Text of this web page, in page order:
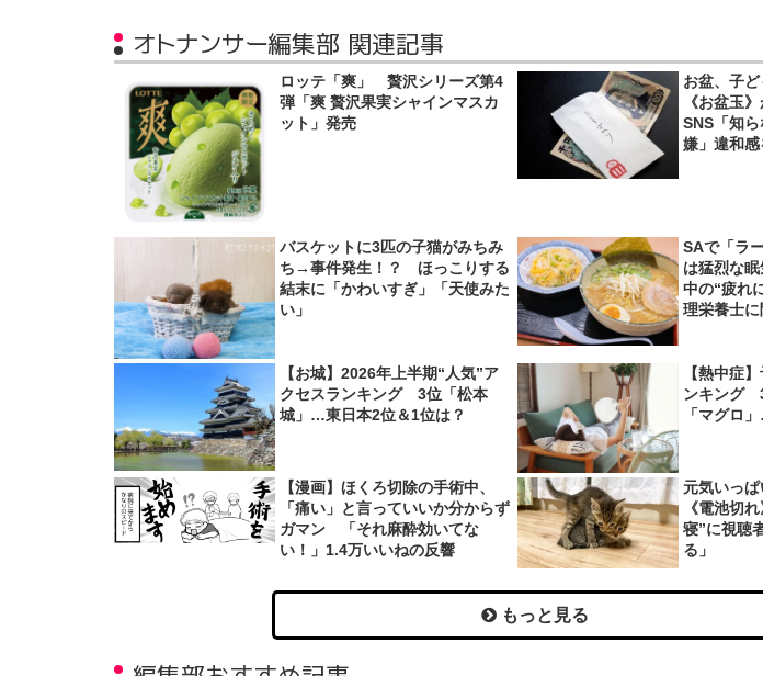
オトナンサー編集部 関連記事
ロッテ「爽」 贅沢シリーズ第4
弾「爽 贅沢果実シャインマスカ
ット」発売
お盆、子
《お盆玉
SNS「知
嫌」違和
バスケットに3匹の子猫がみちみ
ち→事件発生！？ ほっこりする
結末に「かわいすぎ」「天使みた
い」
SAで「ラ
は猛烈な
中の“疲れ
理栄養士に
【お城】2026年上半期“人気”ア
クセスランキング 3位「松本
城」…東日本2位＆1位は？
【熱中症
ンキング
「マグロ
【漫画】ほくろ切除の手術中、
「痛い」と言っていいか分からず
ガマン 「それ麻酔効いてな
い！」1.4万いいねの反響
元気いっ
《電池切
寝”に視聴
る」
もっと見る